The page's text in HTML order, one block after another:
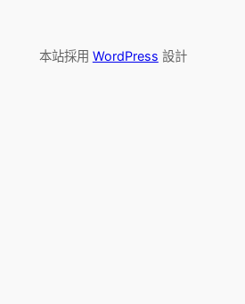
本站採用 WordPress 設計